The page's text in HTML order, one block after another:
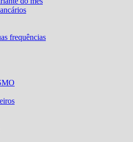
frequências